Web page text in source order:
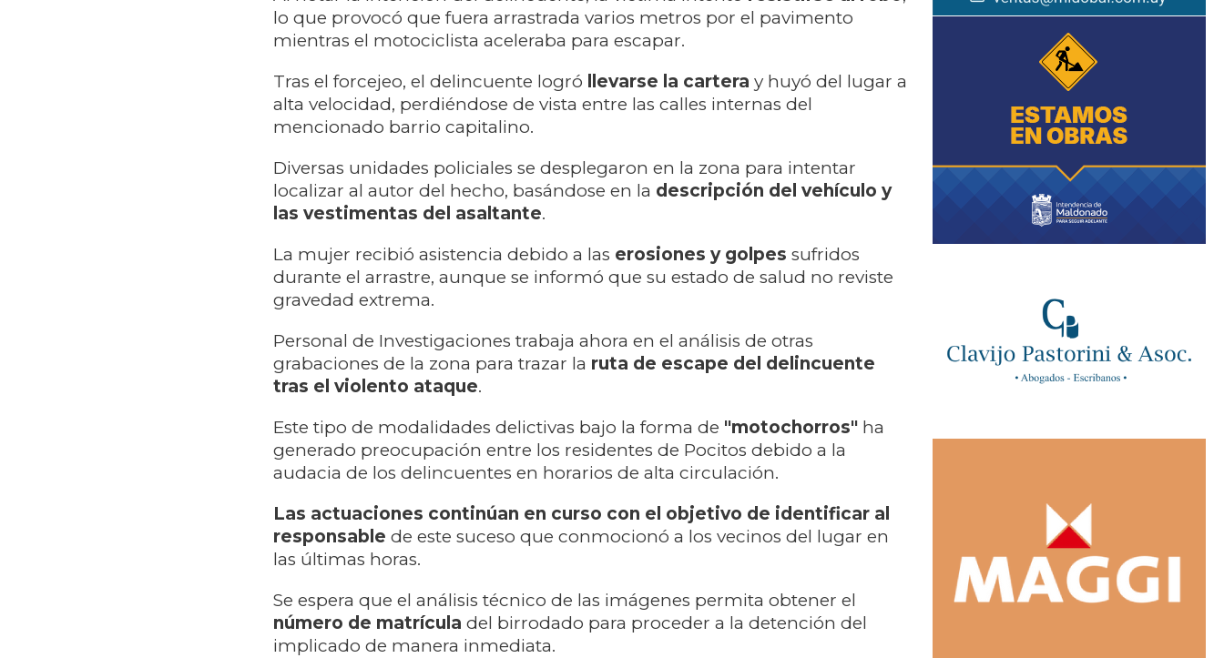
lo que provocó que fuera arrastrada varios metros por el pavimento
mientras el motociclista aceleraba para escapar.
Tras el forcejeo, el delincuente logró
llevarse la cartera y huyó del lugar a
alta velocidad, perdiéndose de vista entre las calles internas del
mencionado barrio capitalino.
Diversas unidades policiales se desplegaron en la zona para intentar
localizar al autor del hecho, basándose en la descripción del vehículo y
las vestimentas del asaltante.
La mujer recibió asistencia debido a las erosiones y golpes sufridos
durante el arrastre, aunque se informó que su estado de salud no reviste
gravedad extrema.
Personal de Investigaciones trabaja ahora en el análisis de otras
grabaciones de la zona para trazar la ruta de escape del delincuente
tras el violento ataque.
Este tipo de modalidades delictivas bajo la forma de "motochorros" ha
generado preocupación entre los residentes de Pocitos debido a la
audacia de los delincuentes en horarios de alta circulación.
Las actuaciones continúan en curso con el objetivo de identificar al
responsable de este suceso que conmocionó a los vecinos del lugar en
las últimas horas.
Se espera que el análisis técnico de las imágenes permita obtener el
número de matrícula del birrodado para proceder a la detención del
implicado de manera inmediata.